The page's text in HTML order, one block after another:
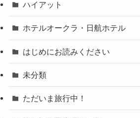
ハイアット
ホテルオークラ・日航ホテル
はじめにお読みください
未分類
ただいま旅行中！